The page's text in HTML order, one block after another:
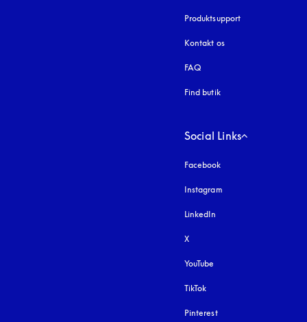
Produktsupport
Kontakt os
FAQ
Find butik
Social Links
Facebook
Instagram
LinkedIn
X
YouTube
TikTok
Pinterest